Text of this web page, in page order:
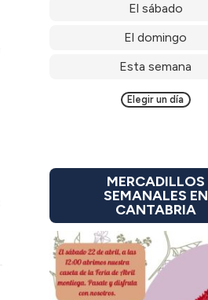
El sábado
El domingo
Esta semana
Elegir un día
MERCADILLOS
SEMANALES EN
CANTABRIA